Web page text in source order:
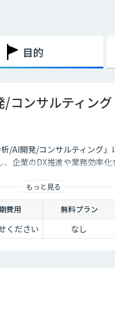
目的
コンサルティング
/AI開発/コンサルティング」
企業のDX推進や業務効率
もっと見る
費用 無料プラン
ください なし